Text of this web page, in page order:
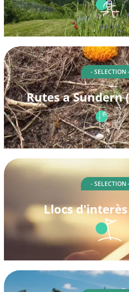
- SELECTION -
Rutes a Sundern
- SELECTION -
Llocs